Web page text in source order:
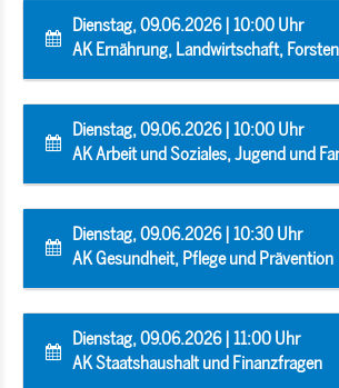
Dienstag, 09.06.2026 | 10:00 Uhr
AK Ernährung, Landwirtschaft,
Dienstag, 09.06.2026 | 10:00 Uhr
AK Arbeit und Soziales, Jugend und
Dienstag, 09.06.2026 | 10:30 Uhr
AK Gesundheit, Pflege und Prävention
Dienstag, 09.06.2026 | 11:00 Uhr
AK Staatshaushalt und Finanzfragen